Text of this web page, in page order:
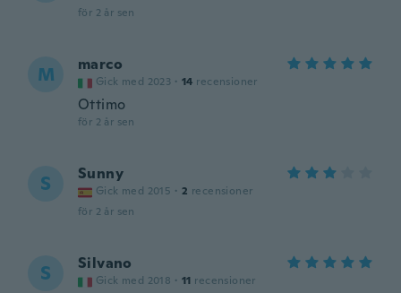
för 2 år sen
M marco
Gick med 2023 · 14 recensioner
Ottimo
för 2 år sen
S Sunny
Gick med 2015 · 2 recensioner
för 2 år sen
S Silvano
Gick med 2018 · 11 recensioner